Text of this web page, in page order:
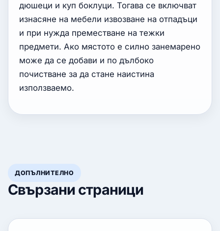
дюшеци и куп боклуци. Тогава се включват
изнасяне на мебели извозване на отпадъци
и при нужда преместване на тежки
предмети. Ако мястото е силно занемарено
може да се добави и по дълбоко
почистване за да стане наистина
използваемо.
ДОПЪЛНИТЕЛНО
Свързани страници